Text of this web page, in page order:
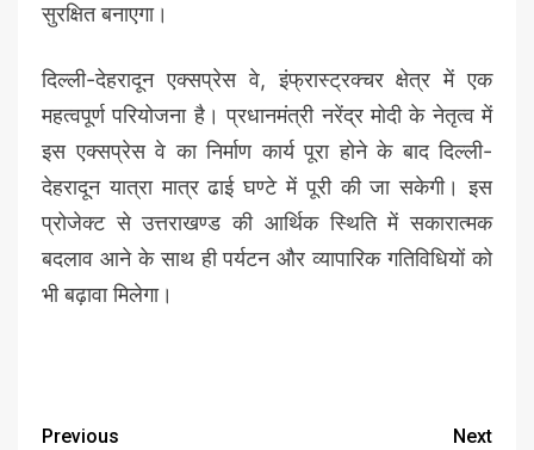
सुरक्षित बनाएगा।
दिल्ली-देहरादून एक्सप्रेस वे, इंफ्रास्ट्रक्चर क्षेत्र में एक
महत्वपूर्ण परियोजना है। प्रधानमंत्री नरेंद्र मोदी के नेतृत्व में
इस एक्सप्रेस वे का निर्माण कार्य पूरा होने के बाद दिल्ली-
देहरादून यात्रा मात्र ढाई घण्टे में पूरी की जा सकेगी। इस
प्रोजेक्ट से उत्तराखण्ड की आर्थिक स्थिति में सकारात्मक
बदलाव आने के साथ ही पर्यटन और व्यापारिक गतिविधियों को
भी बढ़ावा मिलेगा।
Previous
Next